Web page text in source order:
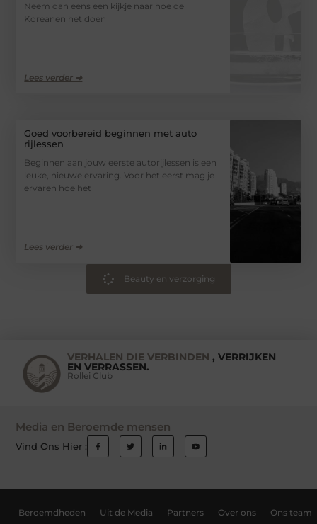
Neem dan eens een kijkje naar hoe de
Koreanen het doen
Lees verder ➜
Goed voorbereid beginnen met auto
rijlessen
Beginnen aan jouw eerste autorijlessen is een
leuke, nieuwe ervaring. Voor het eerst mag je
ervaren hoe het
Lees verder ➜
Beauty en verzorging
VERHALEN DIE VERBINDEN , VERRIJKEN
EN VERRASSEN.
Rollei Club
Media en Beroemde mensen
Vind Ons Hier :
Beroemdheden Uit de Media Partners Over ons Ons team